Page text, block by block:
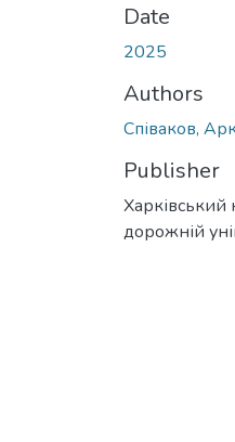
Date
2025
Authors
Співаков,
Publisher
Харківський
дорожній